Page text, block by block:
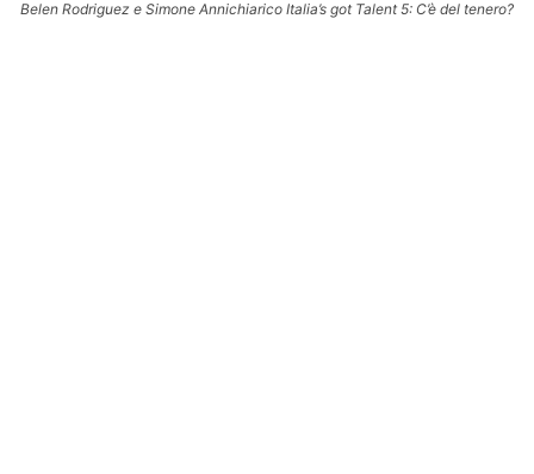
Belen Rodriguez e Simone Annichiarico Italia’s got Talent 5: C’è del tenero?